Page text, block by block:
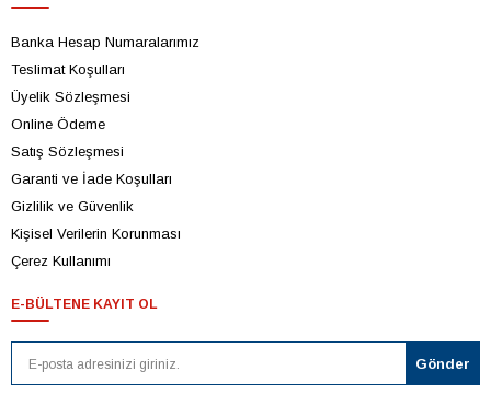
Banka Hesap Numaralarımız
Teslimat Koşulları
Üyelik Sözleşmesi
Online Ödeme
Satış Sözleşmesi
Garanti ve İade Koşulları
Gizlilik ve Güvenlik
Kişisel Verilerin Korunması
Çerez Kullanımı
E-BÜLTENE KAYIT OL